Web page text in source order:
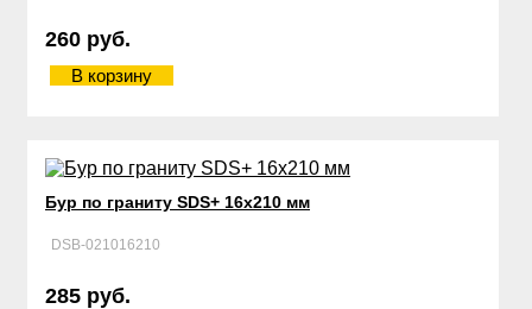
260 руб.
В корзину
Бур по граниту SDS+ 16х210 мм
DSB-021016210
285 руб.